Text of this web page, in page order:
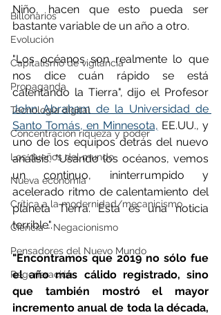
Billonarios
Evolución
Capitalismo de vigilancia
Propaganda
Tecnología digital
Concentración riqueza y poder
Los dueños del mundo
Nueva economía
Crítica a la modernidad/mecanicismo
Ciencia - Negacionismo
Pensadores del Nuevo Mundo
Regeneración
Niño, hacen que esto pueda ser
bastante variable de un año a otro.
"Los océanos son realmente lo que
nos dice cuán rápido se está
John Abraham de la Universidad de
Santo Tomás, en Minnesota, EE.UU., y
uno de los equipos detrás del nuevo
análisis. "Usando los océanos, vemos
un continuo, ininterrumpido y
acelerado ritmo de calentamiento del
planeta Tierra. Esta es una noticia
terrible".
"Encontramos que 2019 no sólo fue
el año más cálido registrado, sino
que también mostró el mayor
incremento anual de toda la década,